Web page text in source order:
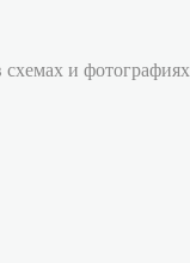
и фотографиях